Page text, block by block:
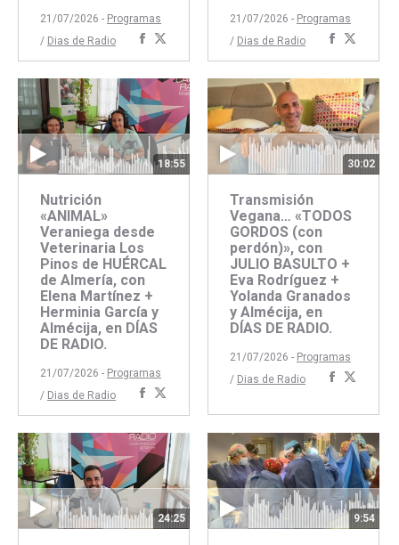
21/07/2026 - Programas
/ Dias de Radio
Compartir
con
Facebook
con
Twitter
21/07/2026 - Programas
/ Dias de Radio
Compartir
concon
18:55
Nutrición
«ANIMAL»
Veraniega desde
Veterinaria Los
Pinos de HUÉRCAL
de Almería, con
Elena Martínez +
Herminia García y
Almécija, en DÍAS
DE RADIO.
21/07/2026 - Programas
/ Dias de Radio
Compartir
con
Facebook
con
Twitter
30:02
Transmisión
Vegana… «TODOS
GORDOS (con
perdón)», con
JULIO BASULTO +
Eva Rodríguez +
Yolanda Granados
y Almécija, en
DÍAS DE RADIO.
21/07/2026 - Programas
/ Dias de Radio
Compartir
24:25 9:54